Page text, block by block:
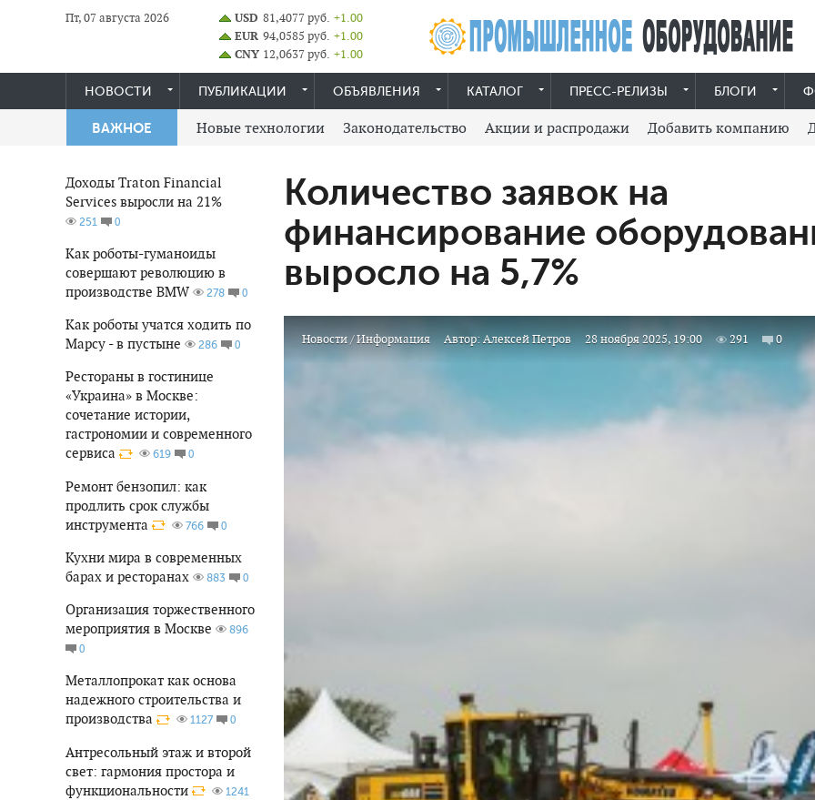
Пт, 07 августа 2026 USD 81,4077 руб. +1.00
EUR 94,0585 руб. +1.00
CNY 12,0637 руб. +1.00
НОВОСТИ ПУБЛИКАЦИИ ОБЪЯВЛЕНИЯ КАТАЛОГ ПРЕСС-РЕЛИЗЫ БЛОГИ
ВАЖНОЕ Новые технологии Законодательство Акции и распродажи Добавить компанию
Доходы Traton Financial
Services выросли на 21%
251 0
Как роботы-гуманоиды
совершают революцию в
производстве BMW
278 0
Как роботы учатся ходить по
Марсу - в пустыне
286 0
Рестораны в гостинице
«Украина» в Москве:
сочетание истории,
гастрономии и современного
сервиса
619 0
Ремонт бензопил: как
продлить срок службы
инструмента
766 0
Кухни мира в современных
барах и ресторанах
883 0
Организация торжественного
мероприятия в Москве
896
0
Металлопрокат как основа
надежного строительства и
производства
1127 0
Антресольный этаж и второй
свет: гармония простора и
функциональности
1241
Количество заявок на
финансирование
выросло на 5,7%
Новости/Информация Автор:Алексей Петров 28 ноября 2025, 19:00 291 0